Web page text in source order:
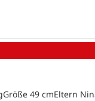
49 cmEltern